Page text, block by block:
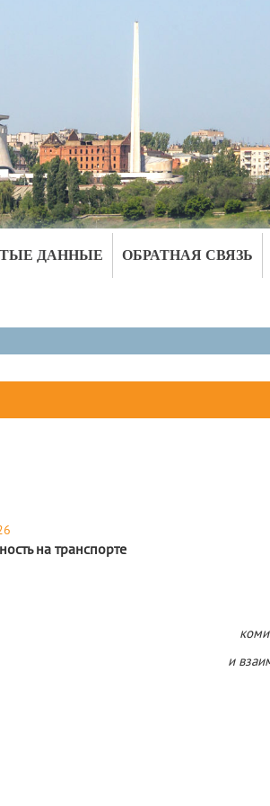
ДАННЫЕ ОБРАТНАЯ СВЯЗЬ
на транспорте
и